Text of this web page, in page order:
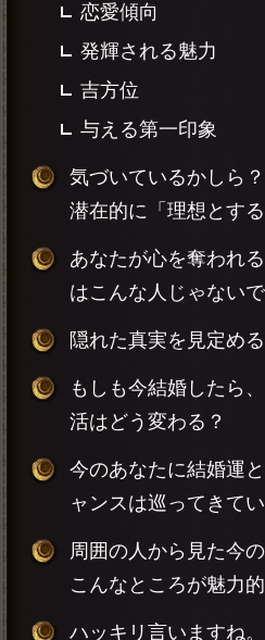
恋愛傾向
発輝される魅力
吉方位
与える第一印象
気づいているかしら
潜在的に「理想とする
あなたが心を奪われ
はこんな人じゃない
隠れた真実を見定め
もしも今結婚したら
活はどう変わる？
今のあなたに結婚運
ャンスは巡ってきて
周囲の人から見た今の
こんなところが魅力
ハッキリ言いますね